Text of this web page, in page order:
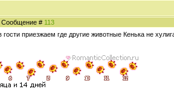
Сообщение # 113
гости приезжаем где другие животные Кенька не